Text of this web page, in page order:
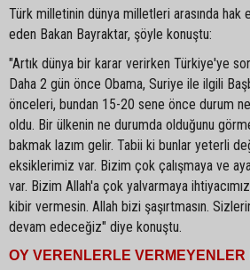
Türk milletinin dünya milletleri arasında hak
eden Bakan Bayraktar, şöyle konuştu:
"Artık dünya bir karar verirken Türkiye'ye
Daha 2 gün önce Obama, Suriye ile ilgili
önceleri, bundan 15-20 sene önce durum
oldu. Bir ülkenin ne durumda olduğunu
bakmak lazım gelir. Tabii ki bunlar yeterli
eksiklerimiz var. Bizim çok çalışmaya ve
var. Bizim Allah'a çok yalvarmaya
kibir vermesin. Allah bizi şaşırtmasın.
devam edeceğiz" diye konuştu.
OY VERENLERLE VERMEYENLER